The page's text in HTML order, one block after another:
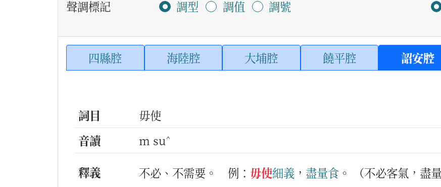
聲調標記 調型 調值 調號
四縣腔 海陸腔 大埔腔 饒平腔 詔安腔
詞目
毋使
音讀
m su^
釋義 不必、不需要。 例： 毋使細義 ， 盡量食 。
（不必客氣，盡